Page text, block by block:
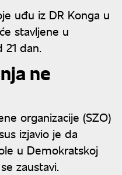
uđu iz DR Konga u
stavljene u
21 dan.
ne
organizacije (SZO)
izjavio je da
u Demokratskoj
zaustavi.